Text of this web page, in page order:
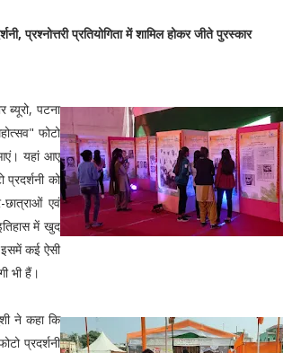
प्रश्नोत्तरी प्रतियोगिता में शामिल होकर जीते पुरस्कार
पटना
फोटो
यहां आए
को
एवं
में खुद
कई ऐसी
भी हैं।
ने कहा कि
प्रदर्शनी